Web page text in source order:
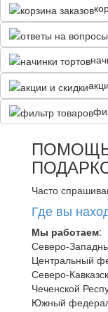
Часто
Где вы
Мы работаем:
Северо-
Центральный
Северо-
Чеченской
Южный